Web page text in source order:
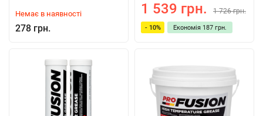
Немає в наявності
278 грн.
1 539 грн. 1 726 грн.
- 10% Економія 187 грн.